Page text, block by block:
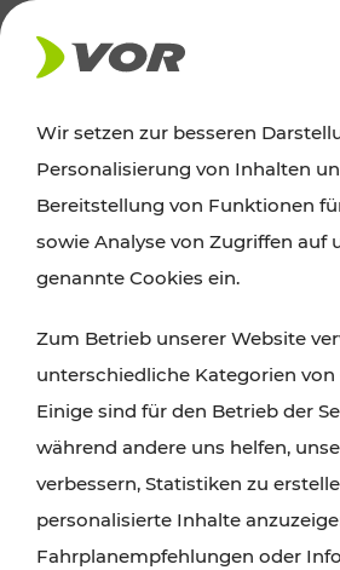
AKTUELLES
Ausflugstipps
Wien, Niederösterreich und das
Wanderungen, Kultur und
Radtouren oder purer
Attraktionen sind mit den
Angeboten des VOR gut und
Wir setzen zur besseren
Personalisierung von Inhalten
Bereitstellung von Funktionen
sowie Analyse von Zugriffen auf
genannte Cookies ein.
Zum Betrieb unserer Website
unterschiedliche Kategorien von
Einige sind für den Betrieb der
während andere uns helfen,
verbessern, Statistiken zu
personalisierte Inhalte
Fahrplanempfehlungen oder